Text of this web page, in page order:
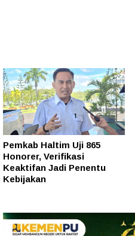
Pemkab Haltim Uji 865
Honorer, Verifikasi
Keaktifan Jadi Penentu
Kebijakan